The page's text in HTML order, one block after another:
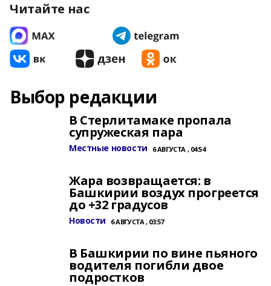
Читайте нас
Выбор редакции
В Стерлитамаке пропала
супружеская пара
Местные новости 6 АВГУСТА , 04:54
Жара возвращается: в
Башкирии воздух прогреется
до +32 градусов
Новости 6 АВГУСТА , 03:57
В Башкирии по вине пьяного
водителя погибли двое
подростков